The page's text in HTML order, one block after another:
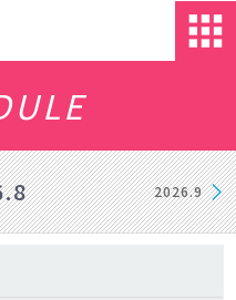
2026.9